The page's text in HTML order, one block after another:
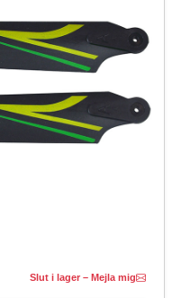
Slut i lager – Mejla mig